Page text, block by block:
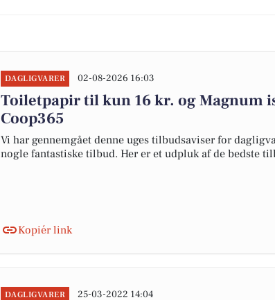
DAGLIGVARER 02-08-2026 16:03
Toiletpapir til kun 16 kr. og Magnum
Coop365
Vi har gennemgået denne uges tilbudsaviser for
nogle fantastiske tilbud. Her er et udpluk af de bedste
Kopiér link
DAGLIGVARER 25-03-2022 14:04